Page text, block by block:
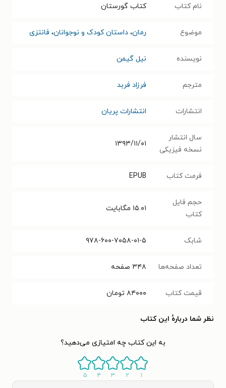
نام کتاب کتاب گورستان
موضوع رمان، داستان کودک و نوجوانان، فانتزی
نویسنده نیل گیمن
مترجم فرزاد فربد
انتشارات انتشارات پریان
سال انتشار
نسخه فیزیکی
۱۳۹۳/۱۱/۰۱
فرمت کتاب EPUB
حجم فایل
کتاب
۱۵.۰۱ مگابایت
شابک ۹۷۸-۶۰۰-۷۰۵۸-۰۱-۵
تعداد صفحه‌ها ۳۴۸ صفحه
قیمت کتاب ۸۴۰۰۰ تومان
نظر شما دربارهٔ این کتاب
به این کتاب چه امتیازی می‌دهید؟
۱ ۲ ۳ ۴ ۵